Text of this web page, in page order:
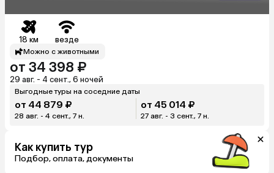
18 км везде
Можно с животными
от 34 398 ₽
29 авг. - 4 сент., 6 ночей
Выгодные туры на соседние даты
от 44 879 ₽
28 авг. - 4 сент., 7 н.
от 45 014 ₽
27 авг. - 3 сент., 7 н.
Как купить тур
Подбор, оплата, документы